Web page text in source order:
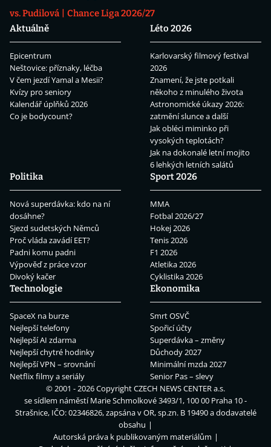
vs. Pudilová
Chance Liga 2026/27
Aktuálně
Epicentrum
Neštovice: příznaky, léčba
V čem jezdí Yamal a Mesii?
Kvízy pro seniory
Kalendář úplňků 2026
Co je bodycount?
Léto 2026
Karlovarský filmový festival
2026
Znamení, že jste potkali
někoho z minulého života
Astronomické úkazy 2026:
zatmění slunce a další
Jak obléci miminko při
vysokých teplotách?
Jak na dokonalé letní mojito
6 lehkých letních salátů
Politika
Nová superdávka: kdo na ní
dosáhne?
Sjezd sudetských Němců
Proč vláda zavádí EET?
Padni komu padni
Výpověď z práce vzor
Divoký kačer
Sport 2026
MMA
Fotbal 2026/27
Hokej 2026
Tenis 2026
F1 2026
Atletika 2026
Cyklistika 2026
Technologie
SpaceX na burze
Nejlepší telefony
Nejlepší AI zdarma
Nejlepší chytré hodinky
Nejlepší VPN – srovnání
Netflix filmy a seriály
Ekonomika
Smrt OSVČ
Spořicí účty
Superdávka – změny
Důchody 2027
Minimální mzda 2027
Senior Pas – slevy
© 2001 - 2026 CopyrightCZECH NEWS CENTER a.s.
se sídlem náměstí Marie Schmolkové 3493/1, 100 00 Praha 10 -
Strašnice, IČO: 02346826, zapsána v OR, sp.zn. B 19490 a dodavatelé
obsahu
Autorská práva k publikovaným materiálům